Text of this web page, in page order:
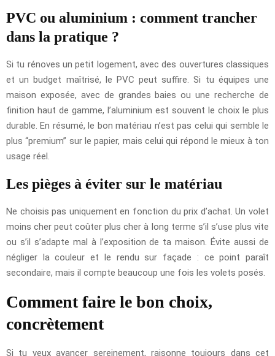
PVC ou aluminium : comment trancher
dans la pratique ?
Si tu rénoves un petit logement, avec des ouvertures classiques
et un budget maîtrisé, le PVC peut suffire. Si tu équipes une
maison exposée, avec de grandes baies ou une recherche de
finition haut de gamme, l’aluminium est souvent le choix le plus
durable. En résumé, le bon matériau n’est pas celui qui semble le
plus “premium” sur le papier, mais celui qui répond le mieux à ton
usage réel.
Les pièges à éviter sur le matériau
Ne choisis pas uniquement en fonction du prix d’achat. Un volet
moins cher peut coûter plus cher à long terme s’il s’use plus vite
ou s’il s’adapte mal à l’exposition de ta maison. Évite aussi de
négliger la couleur et le rendu sur façade : ce point paraît
secondaire, mais il compte beaucoup une fois les volets posés.
Comment faire le bon choix,
concrètement
Si tu veux avancer sereinement, raisonne toujours dans cet